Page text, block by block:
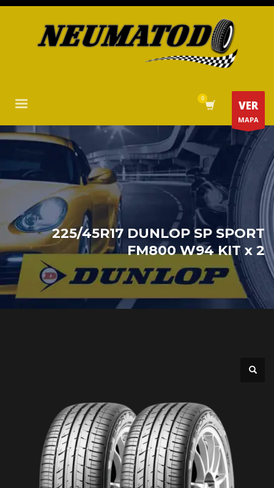
VER
MAPA
225/45R17 DUNLOP SP SPORT
FM800 W94 KIT x 2